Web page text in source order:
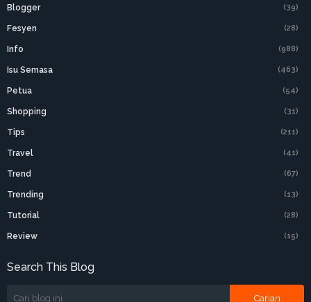
Blogger (39)
Fesyen (28)
Info (988)
Isu Semasa (463)
Petua (54)
Shopping (31)
Tips (211)
Travel (41)
Trend (67)
Trending (13)
Tutorial (28)
Review (15)
Search This Blog